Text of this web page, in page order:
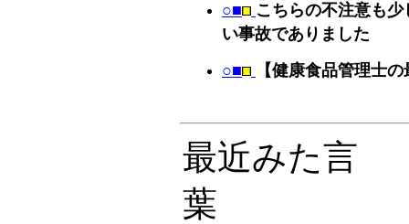
○■ こちらの不注意も
い事故でありました
○■ 【健康食品管理士
最近みた言
葉